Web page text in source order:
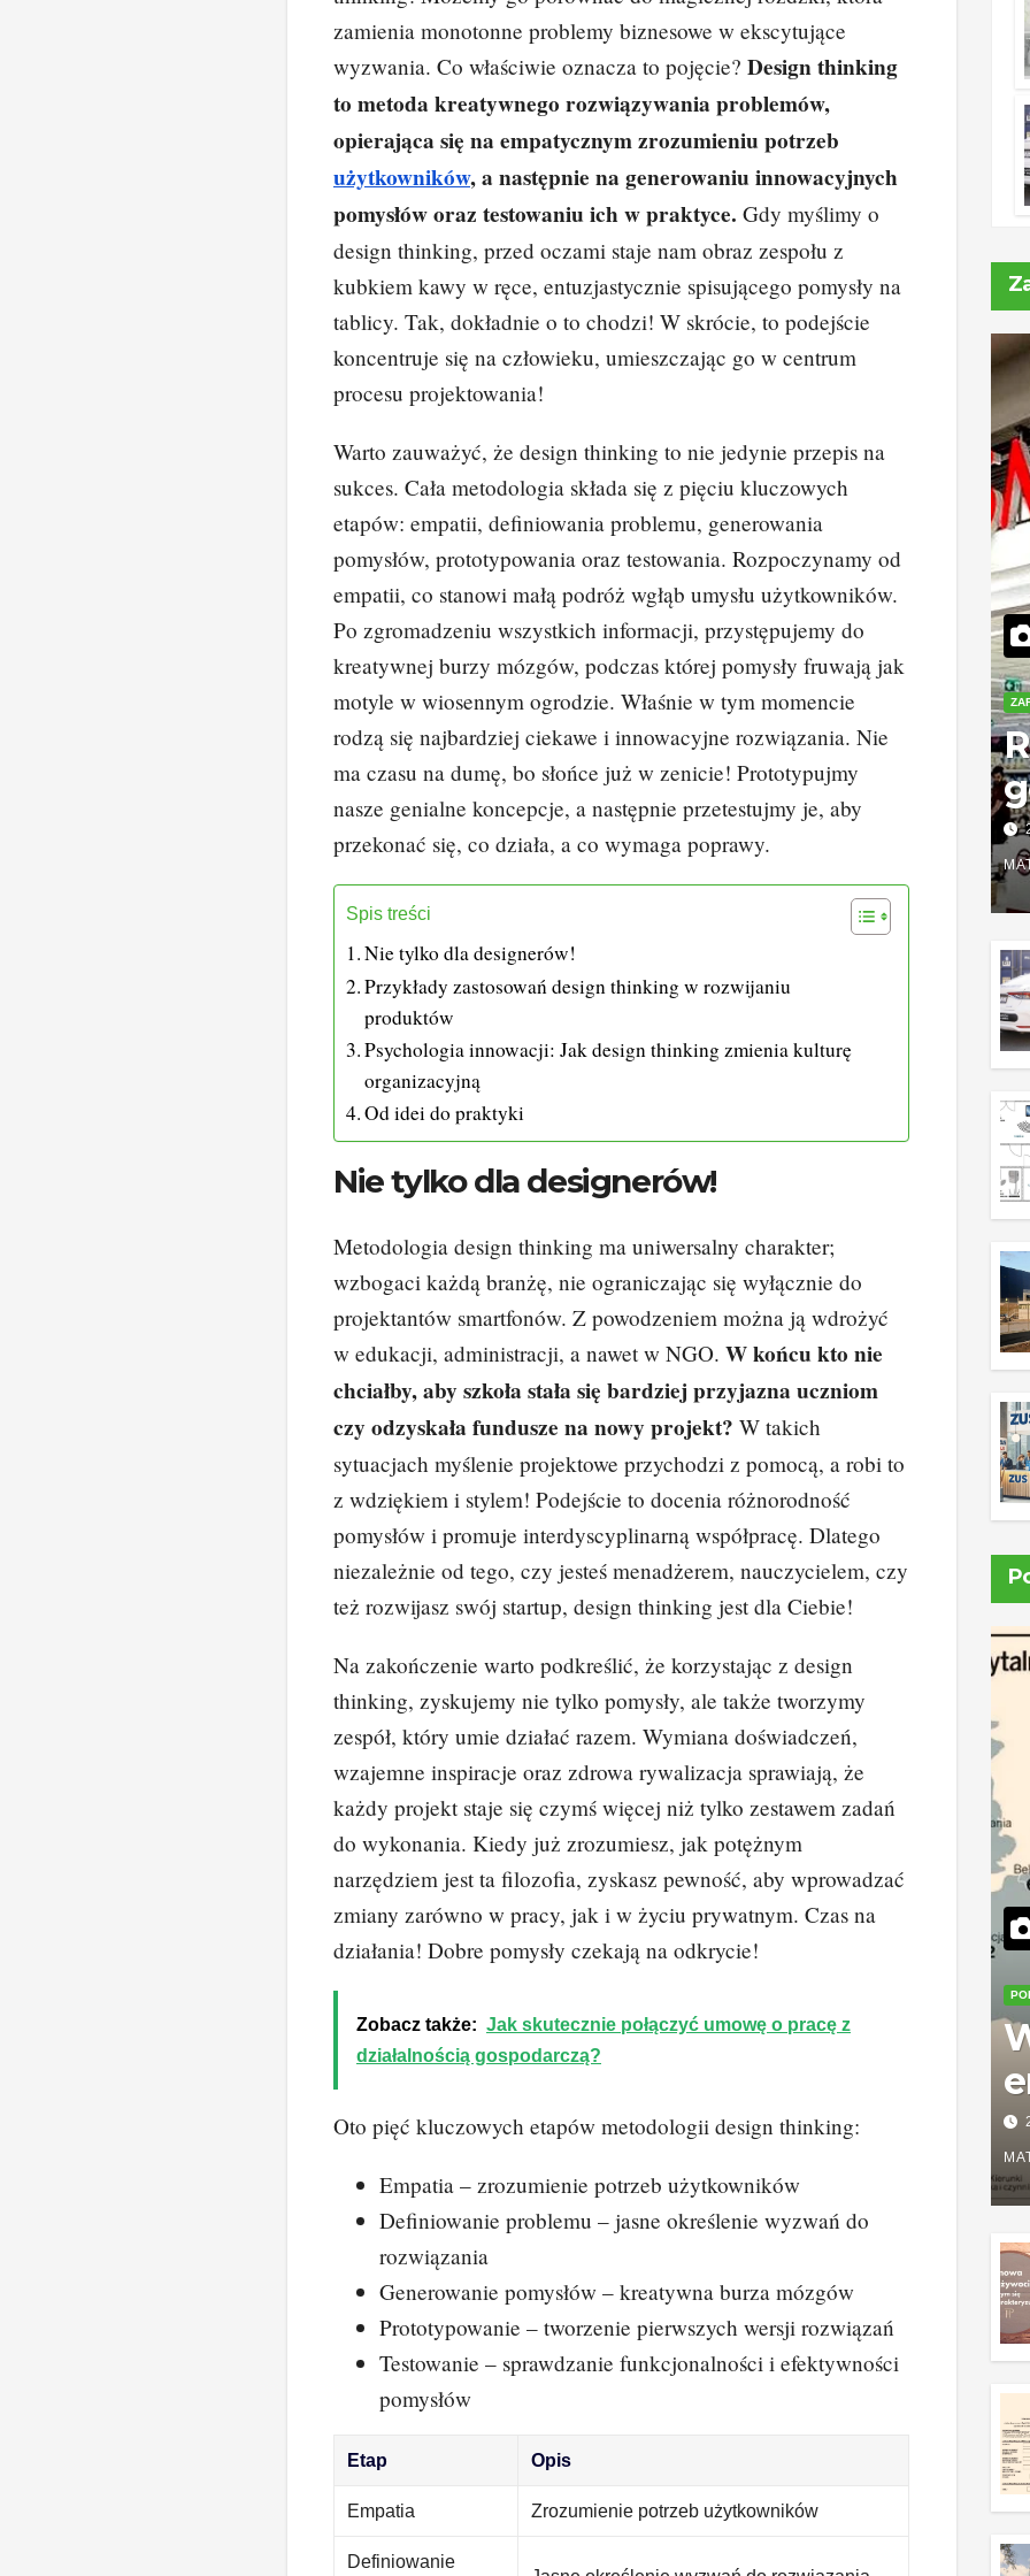
o
o
k
n
n
k
zamienia monotonne problemy biznesowe w ekscytujące
wyzwania. Co właściwie oznacza to pojęcie? Design thinking
to metoda kreatywnego rozwiązywania problemów,
opierająca się na empatycznym zrozumieniu potrzeb
użytkowników, a następnie na generowaniu innowacyjnych
pomysłów oraz testowaniu ich w praktyce. Gdy myślimy o
design thinking, przed oczami staje nam obraz zespołu z
kubkiem kawy w ręce, entuzjastycznie spisującego pomysły na
tablicy. Tak, dokładnie o to chodzi! W skrócie, to podejście
koncentruje się na człowieku, umieszczając go w centrum
procesu projektowania!
Warto zauważyć, że design thinking to nie jedynie przepis na
sukces. Cała metodologia składa się z pięciu kluczowych
etapów: empatii, definiowania problemu, generowania
pomysłów, prototypowania oraz testowania. Rozpoczynamy od
empatii, co stanowi małą podróż wgłąb umysłu użytkowników.
Po zgromadzeniu wszystkich informacji, przystępujemy do
kreatywnej burzy mózgów, podczas której pomysły fruwają jak
motyle w wiosennym ogrodzie. Właśnie w tym momencie
rodzą się najbardziej ciekawe i innowacyjne rozwiązania. Nie
ma czasu na dumę, bo słońce już w zenicie! Prototypujmy
nasze genialne koncepcje, a następnie przetestujmy je, aby
przekonać się, co działa, a co wymaga poprawy.
Spis treści
Nie tylko dla designerów!
Przykłady zastosowań design thinking w rozwijaniu
produktów
Psychologia innowacji: Jak design thinking zmienia kulturę
organizacyjną
Od idei do praktyki
Nie tylko dla designerów!
Metodologia design thinking ma uniwersalny charakter;
wzbogaci każdą branżę, nie ograniczając się wyłącznie do
projektantów smartfonów. Z powodzeniem można ją wdrożyć
w edukacji, administracji, a nawet w NGO. W końcu kto nie
chciałby, aby szkoła stała się bardziej przyjazna uczniom
czy odzyskała fundusze na nowy projekt? W takich
sytuacjach myślenie projektowe przychodzi z pomocą, a robi to
z wdziękiem i stylem! Podejście to docenia różnorodność
pomysłów i promuje interdyscyplinarną współpracę. Dlatego
niezależnie od tego, czy jesteś menadżerem, nauczycielem, czy
też rozwijasz swój startup, design thinking jest dla Ciebie!
Na zakończenie warto podkreślić, że korzystając z design
thinking, zyskujemy nie tylko pomysły, ale także tworzymy
zespół, który umie działać razem. Wymiana doświadczeń,
wzajemne inspiracje oraz zdrowa rywalizacja sprawiają, że
każdy projekt staje się czymś więcej niż tylko zestawem zadań
do wykonania. Kiedy już zrozumiesz, jak potężnym
narzędziem jest ta filozofia, zyskasz pewność, aby wprowadzać
zmiany zarówno w pracy, jak i w życiu prywatnym. Czas na
działania! Dobre pomysły czekają na odkrycie!
Zobacz także: Jak skutecznie połączyć umowę o pracę z
działalnością gospodarczą?
Oto pięć kluczowych etapów metodologii design thinking:
Empatia – zrozumienie potrzeb użytkowników
Definiowanie problemu – jasne określenie wyzwań do
rozwiązania
Generowanie pomysłów – kreatywna burza mózgów
Prototypowanie – tworzenie pierwszych wersji rozwiązań
Testowanie – sprawdzanie funkcjonalności i efektywności
pomysłów
Etap Opis
Empatia Zrozumienie potrzeb użytkowników
Definiowanie